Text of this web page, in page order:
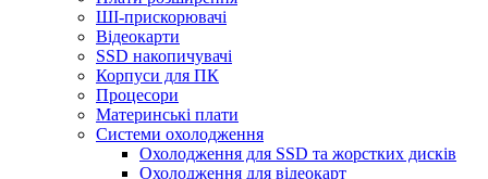
ШІ-прискорювачі
Відеокарти
SSD накопичувачі
Корпуси для ПК
Процесори
Материнські плати
Системи охолодження
Охолодження для SSD та жорстких дисків
Охолодження для відеокарт